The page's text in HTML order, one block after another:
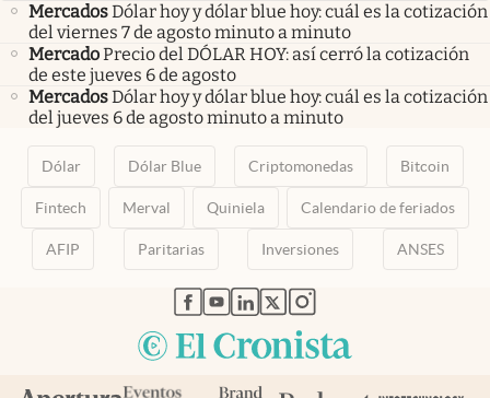
MercadosDólar hoy y dólar blue hoy: cuál es la cotización
del viernes 7 de agosto minuto a minuto
MercadoPrecio del DÓLAR HOY: así cerró la cotización
de este jueves 6 de agosto
MercadosDólar hoy y dólar blue hoy: cuál es la cotización
del jueves 6 de agosto minuto a minuto
Dólar Dólar Blue Criptomonedas Bitcoin
Fintech Merval Quiniela Calendario de feriados
AFIP Paritarias Inversiones ANSES
abre en nueva pestaña
abre en nueva pestaña
abre en nueva pestaña
abre en nueva pestaña
abre en nueva pestaña